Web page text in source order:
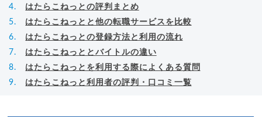
はたらこねっとの評判まとめ
はたらこねっとと他の転職サービスを比較
はたらこねっとの登録方法と利用の流れ
はたらこねっととバイトルの違い
はたらこねっとを利用する際によくある質問
はたらこねっと利用者の評判・口コミ一覧